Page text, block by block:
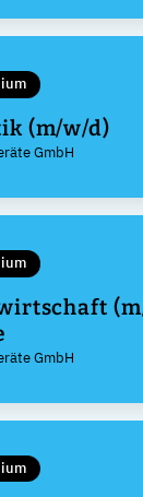
(m/w/d)
GmbH
GmbH